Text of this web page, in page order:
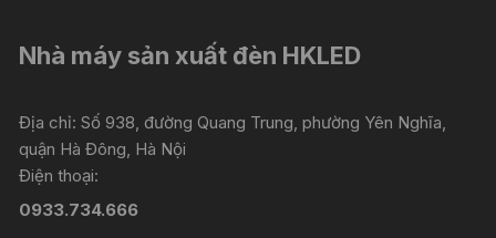
Nhà máy sản xuất đèn HKLED
Địa chỉ: Số 938, đường Quang Trung, phường Yên Nghĩa,
quận Hà Đông, Hà Nội
Điện thoại:
0933.734.666